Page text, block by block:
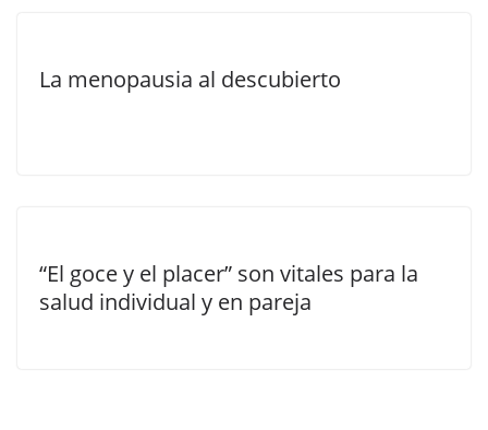
La menopausia al descubierto
“El goce y el placer” son vitales para la
salud individual y en pareja